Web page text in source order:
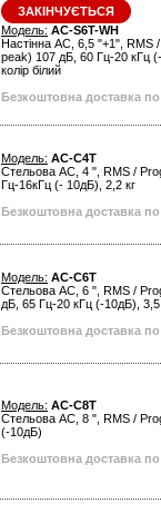
ЗАКІНЧУЄТЬСЯ
Модель: AC-S6T-WH
Настінна АС, 6,5 "+1", RMS
peak) 107 дБ, 60 Гц-20 кГц (-
колір білий
Безкоштовна доставка по
Модель: AC-C4T
Стельова АС, 4 ", RMS /
Гц-16кГц (- 10дБ), 2,2 кг
Безкоштовна доставка по
Модель: AC-C6T
Стельова АС, 6 ", RMS /
дБ, 65 Гц-20 кГц (-10дБ), 3,5
Безкоштовна доставка по
Модель: AC-C8T
Стельова АС, 8 ", RMS /
(-10дБ)
Безкоштовна доставка по